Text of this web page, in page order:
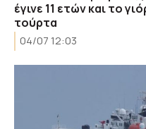
έγινε 11 ετών και το
τούρτα
04/07 12:03